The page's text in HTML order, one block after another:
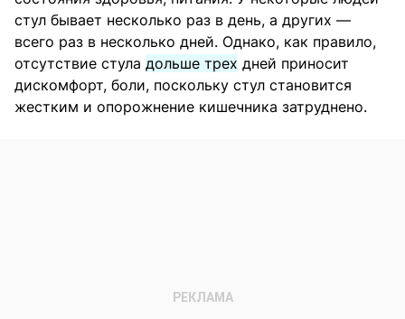
стул бывает несколько раз в день, а других —
всего раз в несколько дней. Однако, как правило,
отсутствие стула дольше трех дней приносит
дискомфорт, боли, поскольку стул становится
жестким и опорожнение кишечника затруднено.